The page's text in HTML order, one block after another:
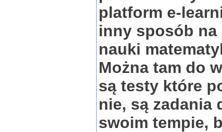
platform e-
inny sposób na
nauki
Można tam do
są testy które
nie, są zadania
swoim tempie,